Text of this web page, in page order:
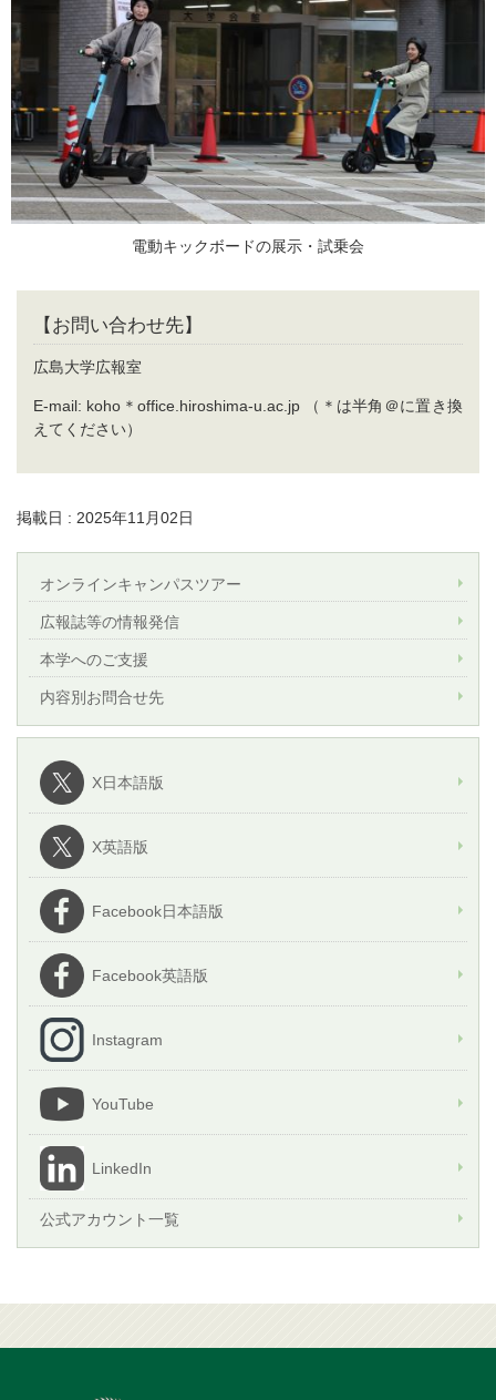
電動キックボードの展示・試乗会
【お問い合わせ先】
広島大学広報室
E-mail: koho＊office.hiroshima-u.ac.jp （＊は半角＠に置き換
えてください）
掲載日 : 2025年11月02日
オンラインキャンパスツアー
広報誌等の情報発信
本学へのご支援
内容別お問合せ先
X日本語版
X英語版
Facebook日本語版
Facebook英語版
Instagram
YouTube
LinkedIn
公式アカウント一覧